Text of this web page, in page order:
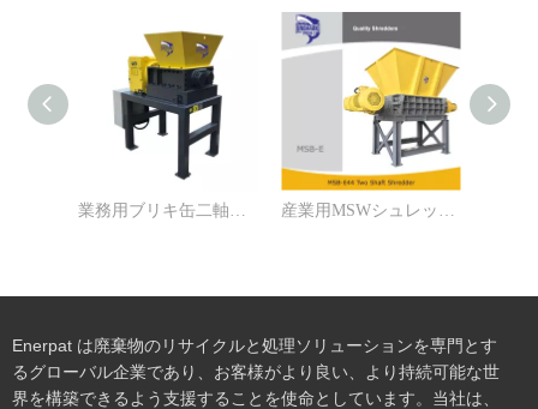
Enerpat は廃棄物のリサイクルと処理ソリューションを専門とす
るグローバル企業であり、お客様がより良い、より持続可能な世
界を構築できるよう支援することを使命としています。当社は、